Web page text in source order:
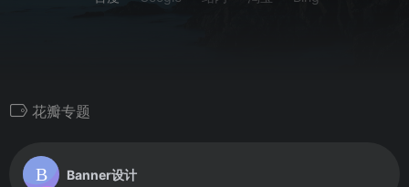
花瓣专题
Banner设计